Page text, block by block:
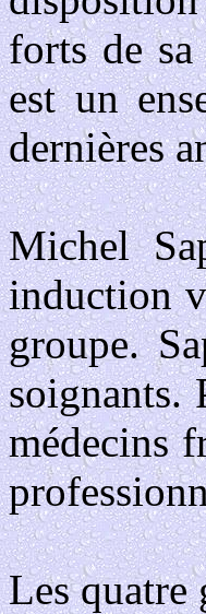
forts de
est un
dernières
Michel
induction
groupe.
soignants.
médecins
Les quatre